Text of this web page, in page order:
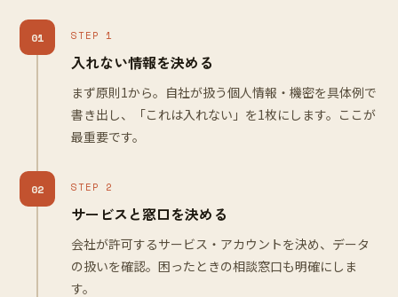
01 STEP 1
入れない情報を決める
まず原則1から。自社が扱う個人情報・機密を具体例で
書き出し、「これは入れない」を1枚にします。ここが
最重要です。
02 STEP 2
サービスと窓口を決める
会社が許可するサービス・アカウントを決め、データ
の扱いを確認。困ったときの相談窓口も明確にしま
す。